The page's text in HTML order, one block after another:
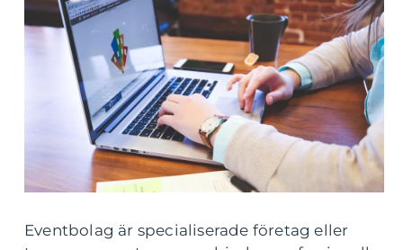
Eventbolag är specialiserade företag eller